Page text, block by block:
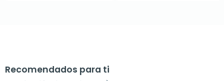
Recomendados para ti